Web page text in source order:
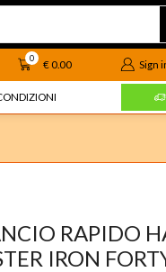
0
€0.00 Sign
Go shop
RAPIDO
IRON